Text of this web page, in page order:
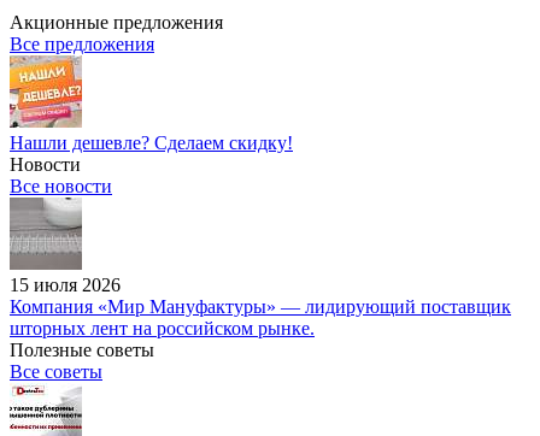
Акционные предложения
Все предложения
Нашли дешевле? Сделаем скидку!
Новости
Все новости
15 июля 2026
Компания «Мир Мануфактуры» — лидирующий поставщик
шторных лент на российском рынке.
Полезные советы
Все советы